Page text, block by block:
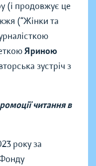
(і продовжує це
(“Жінки та
Яриною
зустріч з
читання в
року за